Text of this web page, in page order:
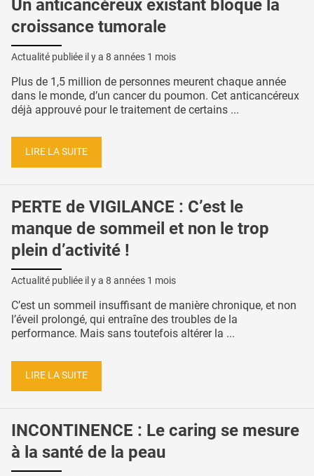
Un anticancéreux existant bloque la
croissance tumorale
Actualité publiée il y a 8 années 1 mois
Plus de 1,5 million de personnes meurent chaque année
dans le monde, d’un cancer du poumon. Cet anticancéreux
déjà approuvé pour le traitement de certains ...
LIRE LA SUITE
PERTE de VIGILANCE : C’est le
manque de sommeil et non le trop
plein d’activité !
Actualité publiée il y a 8 années 1 mois
C’est un sommeil insuffisant de manière chronique, et non
l’éveil prolongé, qui entraîne des troubles de la
performance. Mais sans toutefois altérer la ...
LIRE LA SUITE
INCONTINENCE : Le caring se mesure
à la santé de la peau